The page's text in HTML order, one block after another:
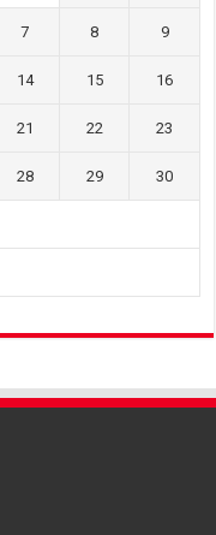
7 8 9
14 15 16
21 22 23
28 29 30